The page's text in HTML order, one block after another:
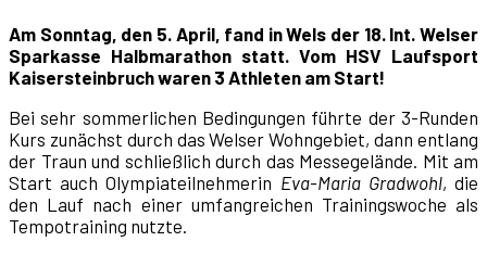
Am Sonntag, den 5. April, fand in Wels der 18. Int. Welser
Sparkasse Halbmarathon statt. Vom HSV Laufsport
Kaisersteinbruch waren 3 Athleten am Start!
Bei sehr sommerlichen Bedingungen führte der 3-Runden
Kurs zunächst durch das Welser Wohngebiet, dann entlang
der Traun und schließlich durch das Messegelände. Mit am
Start auch Olympiateilnehmerin Eva-Maria Gradwohl, die
den Lauf nach einer umfangreichen Trainingswoche als
Tempotraining nutzte.